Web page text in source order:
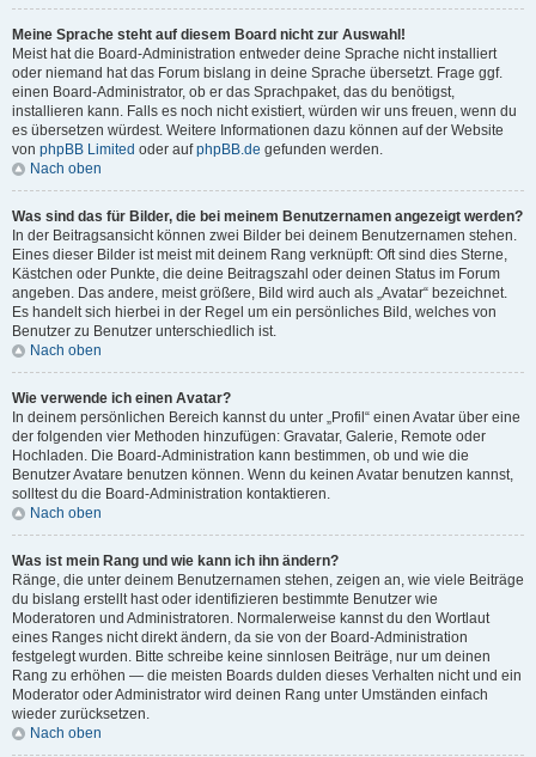
Meine Sprache steht auf diesem Board nicht zur Auswahl!
Meist hat die Board-Administration entweder deine Sprache nicht installiert
oder niemand hat das Forum bislang in deine Sprache übersetzt. Frage ggf.
einen Board-Administrator, ob er das Sprachpaket, das du benötigst,
installieren kann. Falls es noch nicht existiert, würden wir uns freuen, wenn du
es übersetzen würdest. Weitere Informationen dazu können auf der Website
von phpBB Limited oder aufphpBB.de gefunden werden.
Nach oben
Was sind das für Bilder, die bei meinem Benutzernamen angezeigt werden?
In der Beitragsansicht können zwei Bilder bei deinem Benutzernamen stehen.
Eines dieser Bilder ist meist mit deinem Rang verknüpft: Oft sind dies Sterne,
Kästchen oder Punkte, die deine Beitragszahl oder deinen Status im Forum
angeben. Das andere, meist größere, Bild wird auch als „Avatar“ bezeichnet.
Es handelt sich hierbei in der Regel um ein persönliches Bild, welches von
Benutzer zu Benutzer unterschiedlich ist.
Nach oben
Wie verwende ich einen Avatar?
In deinem persönlichen Bereich kannst du unter „Profil“ einen Avatar über eine
der folgenden vier Methoden hinzufügen: Gravatar, Galerie, Remote oder
Hochladen. Die Board-Administration kann bestimmen, ob und wie die
Benutzer Avatare benutzen können. Wenn du keinen Avatar benutzen kannst,
solltest du die Board-Administration kontaktieren.
Nach oben
Was ist mein Rang und wie kann ich ihn ändern?
Ränge, die unter deinem Benutzernamen stehen, zeigen an, wie viele Beiträge
du bislang erstellt hast oder identifizieren bestimmte Benutzer wie
Moderatoren und Administratoren. Normalerweise kannst du den Wortlaut
eines Ranges nicht direkt ändern, da sie von der Board-Administration
festgelegt wurden. Bitte schreibe keine sinnlosen Beiträge, nur um deinen
Rang zu erhöhen — die meisten Boards dulden dieses Verhalten nicht und ein
Moderator oder Administrator wird deinen Rang unter Umständen einfach
wieder zurücksetzen.
Nach oben